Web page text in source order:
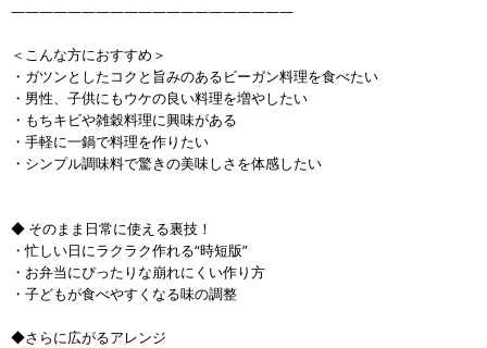
————————————————————
＜こんな方におすすめ＞
・ガツンとしたコクと旨みのあるビーガン料理を食べたい
・男性、子供にもウケの良い料理を増やしたい
・もちキビや雑穀料理に興味がある
・手軽に一鍋で料理を作りたい
・シンプル調味料で驚きの美味しさを体感したい
◆ そのまま日常に使える裏技！
・忙しい日にラクラク作れる“時短版”
・お弁当にぴったりな崩れにくい作り方
・子どもが食べやすくなる味の調整
◆さらに広がるアレンジ